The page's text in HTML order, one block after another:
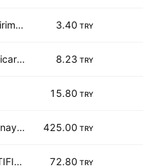
Alarko Gayrimenkul Yatirim Ortakligi A.S. 3.40 TRY
Alkim Kagit Sanayi ve Ticaret A.S. 8.23 TRY
15.80 TRY
Altinkilic Gida ve Sut Sanayi Ticaret AS 425.00 TRY
DARPHANE ALTIN SERTIFIKASI 72.80 TRY